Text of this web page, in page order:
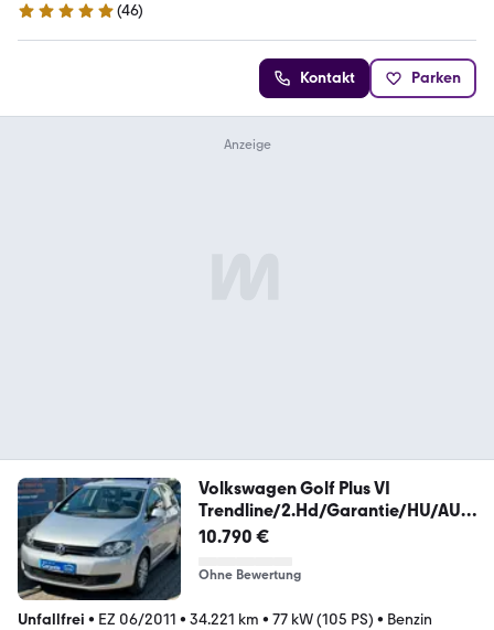
5 Sterne
(46)
Kontakt Parken
Volkswagen Golf Plus VI
Trendline/2.Hd/Garantie/HU/AU/
Neu
10.790 €
Ohne Bewertung
Unfallfrei • EZ 06/2011 • 34.221 km • 77 kW (105 PS) • Benzin